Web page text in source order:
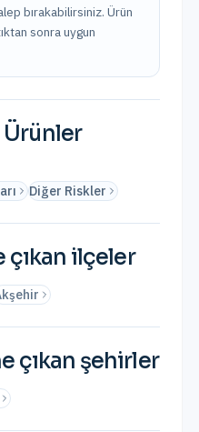
bırakabilirsiniz. Ürün
sonra uygun
Diğer Riskler
çıkan ilçeler
çıkan şehirler